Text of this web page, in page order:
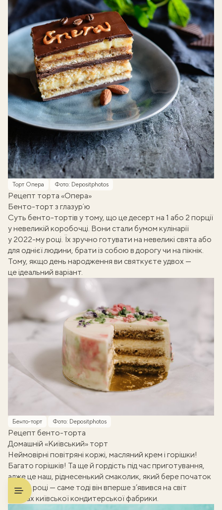
Торт Опера Фото: Depositphotos
Рецепт торта «Опера»
Бенто-торт з глазурʼю
Суть бенто-тортів у тому, що це десерт на 1 або 2 порції
у невеликій коробочці. Вони стали бумом кулінарії
у 2022-му році. Їх зручно готувати на невеликі свята або
для однієї людини, брати із собою в дорогу чи на пікнік.
Тому, якщо день народження ви святкуєте удвох —
це ідеальний варіант.
Бенто-торт Фото: Depositphotos
Рецепт бенто-торта
Домашній «Київський» торт
Неймовірні повітряні коржі, масляний крем і горішки!
Багато горішків! Та ще й гордість під час приготування,
адже це наш, ріднесенький смаколик, який бере початок
у 1965 році — саме тоді він вперше з’явився на світ
у цехах київської кондитерської фабрики.